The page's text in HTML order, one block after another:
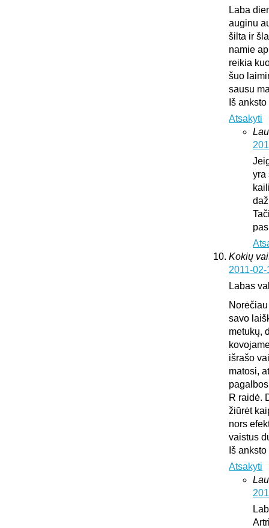
Laba
auginu
šilta ir
namie
reikia
šuo
sausu
Iš
Atsakyti
yra
Kokių
2011-
Labas
savo
metukų,
išrašo
matosi,
R raidė.
žiūrėt
nors
vaistus
Iš
Atsakyti